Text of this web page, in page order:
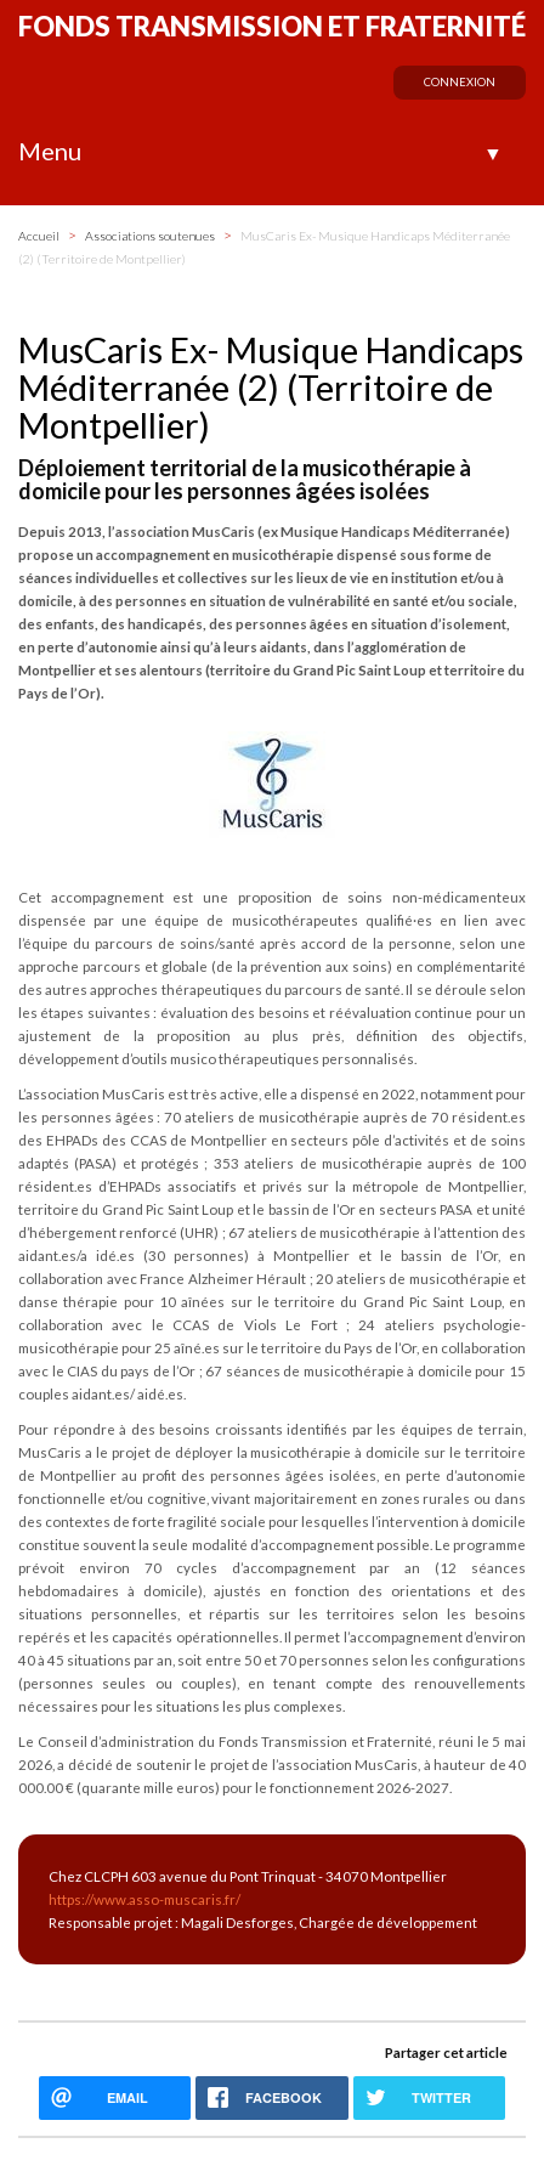
FONDS TRANSMISSION ET FRATERNITÉ
CONNEXION
Menu ▼
Accueil > Associations soutenues >
MusCaris Ex- Musique Handicaps Méditerranée
(2) (Territoire de Montpellier)
MusCaris Ex- Musique Handicaps
Méditerranée (2) (Territoire de
Montpellier)
Déploiement territorial de la musicothérapie à
domicile pour les personnes âgées isolées
Depuis 2013, l’association MusCaris (ex Musique Handicaps Méditerranée)
propose un accompagnement en musicothérapie dispensé sous forme de
séances individuelles et collectives sur les lieux de vie en institution et/ou à
domicile, à des personnes en situation de vulnérabilité en santé et/ou sociale,
des enfants, des handicapés, des personnes âgées en situation d’isolement,
en perte d’autonomie ainsi qu’à leurs aidants, dans l’agglomération de
Montpellier et ses alentours (territoire du Grand Pic Saint Loup et territoire du
Pays de l’Or).
Cet accompagnement est une proposition de soins non-médicamenteux
dispensée par une équipe de musicothérapeutes qualifié·es en lien avec
l’équipe du parcours de soins/santé après accord de la personne, selon une
approche parcours et globale (de la prévention aux soins) en complémentarité
des autres approches thérapeutiques du parcours de santé. Il se déroule selon
les étapes suivantes : évaluation des besoins et réévaluation continue pour un
ajustement de la proposition au plus près, définition des objectifs,
développement d’outils musico thérapeutiques personnalisés.
L’association MusCaris est très active, elle a dispensé en 2022, notamment pour
les personnes âgées : 70 ateliers de musicothérapie auprès de 70 résident.es
des EHPADs des CCAS de Montpellier en secteurs pôle d’activités et de soins
adaptés (PASA) et protégés ; 353 ateliers de musicothérapie auprès de 100
résident.es d’EHPADs associatifs et privés sur la métropole de Montpellier,
territoire du Grand Pic Saint Loup et le bassin de l’Or en secteurs PASA et unité
d’hébergement renforcé (UHR) ; 67 ateliers de musicothérapie à l’attention des
aidant.es/a idé.es (30 personnes) à Montpellier et le bassin de l’Or, en
collaboration avec France Alzheimer Hérault ; 20 ateliers de musicothérapie et
danse thérapie pour 10 aînées sur le territoire du Grand Pic Saint Loup, en
collaboration avec le CCAS de Viols Le Fort ; 24 ateliers psychologie-
musicothérapie pour 25 aîné.es sur le territoire du Pays de l’Or, en collaboration
avec le CIAS du pays de l’Or ; 67 séances de musicothérapie à domicile pour 15
couples aidant.es/ aidé.es.
Pour répondre à des besoins croissants identifiés par les équipes de terrain,
MusCaris a le projet de déployer la musicothérapie à domicile sur le territoire
de Montpellier au profit des personnes âgées isolées, en perte d’autonomie
fonctionnelle et/ou cognitive, vivant majoritairement en zones rurales ou dans
des contextes de forte fragilité sociale pour lesquelles l’intervention à domicile
constitue souvent la seule modalité d’accompagnement possible. Le programme
prévoit environ 70 cycles d’accompagnement par an (12 séances
hebdomadaires à domicile), ajustés en fonction des orientations et des
situations personnelles, et répartis sur les territoires selon les besoins
repérés et les capacités opérationnelles. Il permet l’accompagnement d’environ
40 à 45 situations par an, soit entre 50 et 70 personnes selon les configurations
(personnes seules ou couples), en tenant compte des renouvellements
nécessaires pour les situations les plus complexes.
Le Conseil d’administration du Fonds Transmission et Fraternité, réuni le 5 mai
2026, a décidé de soutenir le projet de l’association MusCaris, à hauteur de 40
000.00 € (quarante mille euros) pour le fonctionnement 2026-2027.
Chez CLCPH 603 avenue du Pont Trinquat - 34070 Montpellier
https://www.asso-muscaris.fr/
Responsable projet : Magali Desforges, Chargée de développement
Partager cet article
EMAIL FACEBOOK TWITTER